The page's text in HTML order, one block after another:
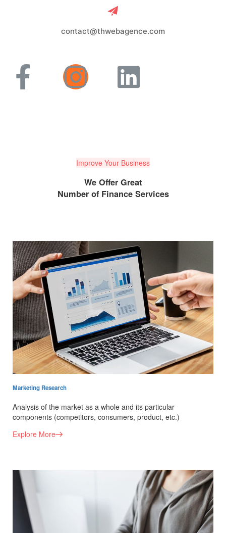
contact@thwebagence.com
Improve Your Business
We Offer Great
Number of Finance Services
Marketing Research
Analysis of the market as a whole and its particular
components (competitors, consumers, product, etc.)
Explore More